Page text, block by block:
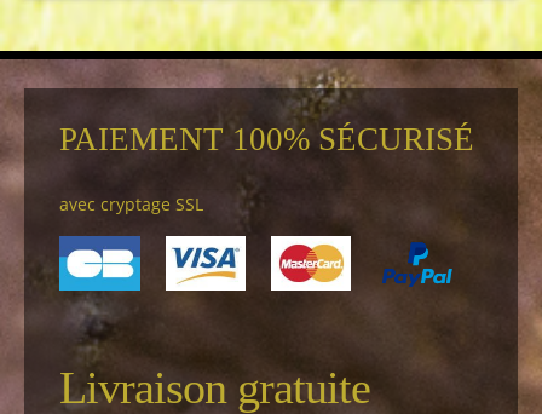
PAIEMENT 100% SÉCURISÉ
avec cryptage SSL
Livraison gratuite